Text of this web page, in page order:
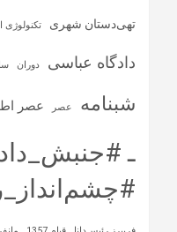
تهی‌دستان شهری تکنولوژی
دادگاه عباسی دوران
شبنامه عصر عصر
ـ